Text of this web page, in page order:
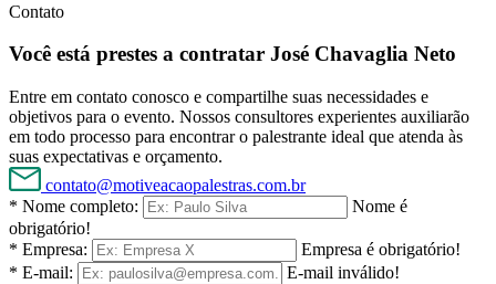
Contato
Você está prestes a contratar José Chavaglia Neto
Entre em contato conosco e compartilhe suas necessidades e
objetivos para o evento. Nossos consultores experientes auxiliarão
em todo processo para encontrar o palestrante ideal que atenda às
suas expectativas e orçamento.
contato@motiveacaopalestras.com.br
* Nome completo:
Nome é
obrigatório!
* Empresa:
Empresa é obrigatório!
* E-mail:
E-mail inválido!